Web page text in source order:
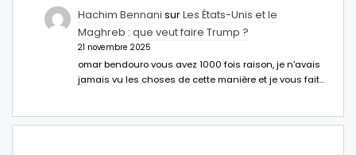
Hachim Bennani surLes États-Unis et le
Maghreb : que veut faire Trump ?
21 novembre 2025
omar bendouro vous avez 1000 fois raison, je n'avais
jamais vu les choses de cette manière et je vous fait…